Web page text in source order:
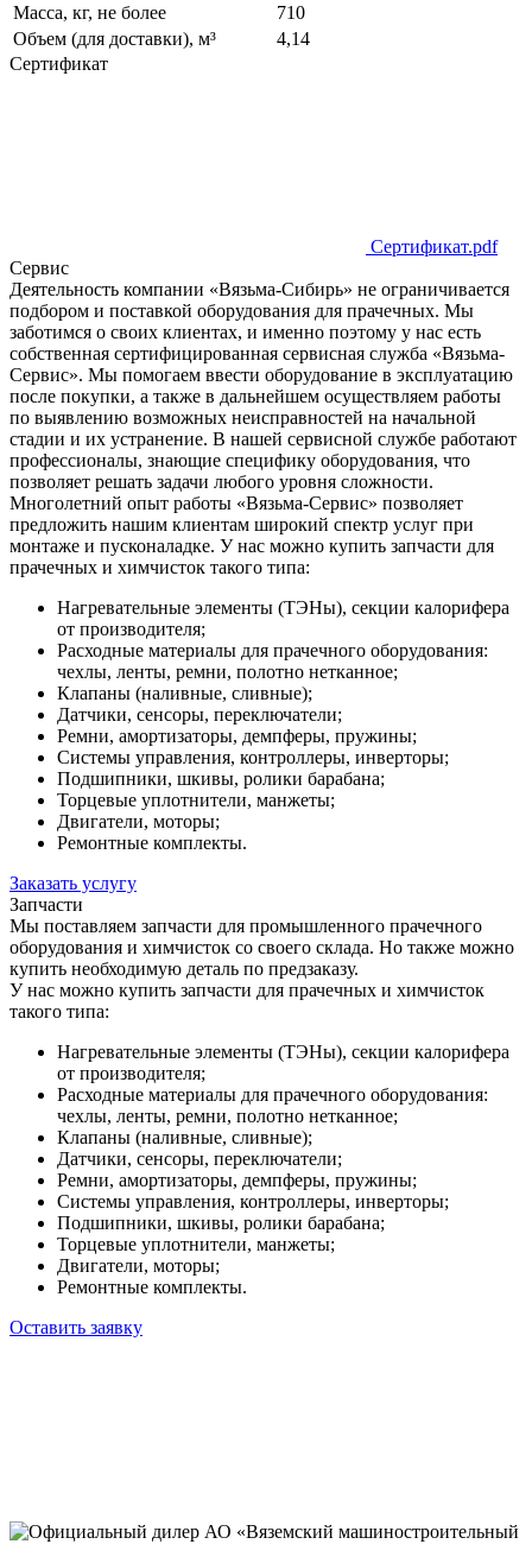
Масса, кг, не более
710
Объем (для доставки), м³
4,14
Сертификат
Сертификат.pdf
Сервис
Деятельность компании «Вязьма-Сибирь» не ограничивается
подбором и поставкой оборудования для прачечных. Мы
заботимся о своих клиентах, и именно поэтому у нас есть
собственная сертифицированная сервисная служба «Вязьма-
Сервис». Мы помогаем ввести оборудование в эксплуатацию
после покупки, а также в дальнейшем осуществляем работы
по выявлению возможных неисправностей на начальной
стадии и их устранение. В нашей сервисной службе работают
профессионалы, знающие специфику оборудования, что
позволяет решать задачи любого уровня сложности.
Многолетний опыт работы «Вязьма-Сервис» позволяет
предложить нашим клиентам широкий спектр услуг при
монтаже и пусконаладке. У нас можно купить запчасти для
прачечных и химчисток такого типа:
Нагревательные элементы (ТЭНы), секции калорифера
от производителя;
Расходные материалы для прачечного оборудования:
чехлы, ленты, ремни, полотно нетканное;
Клапаны (наливные, сливные);
Датчики, сенсоры, переключатели;
Ремни, амортизаторы, демпферы, пружины;
Системы управления, контроллеры, инверторы;
Подшипники, шкивы, ролики барабана;
Торцевые уплотнители, манжеты;
Двигатели, моторы;
Ремонтные комплекты.
Заказать услугу
Запчасти
Мы поставляем запчасти для промышленного прачечного
оборудования и химчисток со своего склада. Но также можно
купить необходимую деталь по предзаказу.
У нас можно купить запчасти для прачечных и химчисток
такого типа:
Нагревательные элементы (ТЭНы), секции калорифера
от производителя;
Расходные материалы для прачечного оборудования:
чехлы, ленты, ремни, полотно нетканное;
Клапаны (наливные, сливные);
Датчики, сенсоры, переключатели;
Ремни, амортизаторы, демпферы, пружины;
Системы управления, контроллеры, инверторы;
Подшипники, шкивы, ролики барабана;
Торцевые уплотнители, манжеты;
Двигатели, моторы;
Ремонтные комплекты.
Оставить заявку